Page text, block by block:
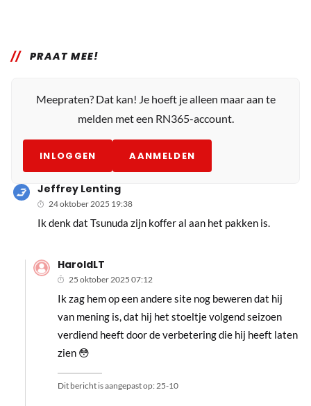
PRAAT MEE!
Meepraten? Dat kan! Je hoeft je alleen maar aan te
melden met een RN365-account.
INLOGGEN AANMELDEN
Jeffrey Lenting
24 oktober 2025 19:38
Ik denk dat Tsunuda zijn koffer al aan het pakken is.
HaroldLT
25 oktober 2025 07:12
Ik zag hem op een andere site nog beweren dat hij
van mening is, dat hij het stoeltje volgend seizoen
verdiend heeft door de verbetering die hij heeft laten
zien 😳
Dit bericht is aangepast op: 25-10